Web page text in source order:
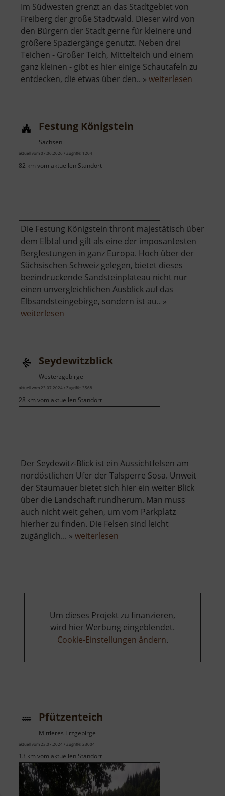
Im Südwesten grenzt an das Stadtgebiet von
Freiberg der große Stadtwald. Dieser wird von
den Bürgern der Stadt gerne für kleinere und
größere Spaziergänge genutzt. Neben drei
Teichen - Großer Teich, Mittelteich und einem
ganz kleinen - gibt es hier einige Schautafeln zu
entdecken, die etwas über den.. » weiterlesen
Festung Königstein
Sachsen
aktuell vom 07.06.2026 / Zugriffe: 1204
82 km vom aktuellen Standort
Die Festung Königstein thront majestätisch über
dem Elbtal und gilt als eine der imposantesten
Bergfestungen in ganz Europa. Hoch über der
Sächsischen Schweiz gelegen, bietet dieses
beeindruckende Sandsteinplateau nicht nur
einen unvergleichlichen Ausblick auf das
Elbsandsteingebirge, sondern ist au.. »
weiterlesen
Seydewitzblick
Westerzgebirge
aktuell vom 23.07.2024 / Zugriffe: 3568
28 km vom aktuellen Standort
Der Seydewitz-Blick ist ein Aussichtfelsen am
nordöstlichen Ufer der Talsperre Sosa. Unweit
der Staumauer bietet sich hier ein weiter Blick
über die Landschaft rundherum. Man muss
auch nicht weit gehen, um vom Parkplatz
hierher zu finden. Die Felsen sind leicht
zugänglich... » weiterlesen
Um dieses Projekt zu finanzieren,
wird hier Werbung eingeblendet.
Cookie-Einstellungen ändern.
Pfützenteich
Mittleres Erzgebirge
aktuell vom 23.07.2024 / Zugriffe: 23004
13 km vom aktuellen Standort